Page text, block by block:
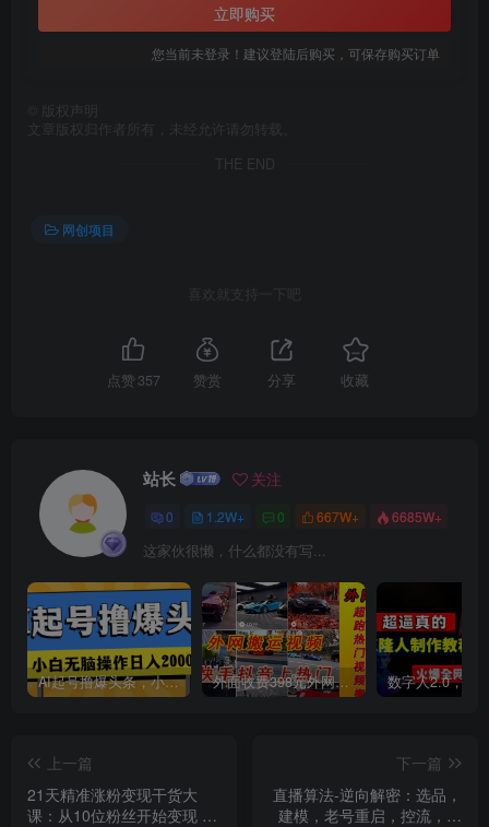
立即购买
您当前未登录！建议登陆后购买，可保存购买订单
版权声明
文章版权归作者所有，未经允许请勿转载。
THE END
网创项目
喜欢就支持一下吧
点赞 357 赞赏 分享 收藏
站长 关注
0 1.2W+ 0 667W+ 6685W+
这家伙很懒，什么都没有写...
AI起号撸爆头条，小白也能操作，日入2000+ 外面收费398元外网超跑豪车汽车视频搬运至快手抖音上热门项目
上一篇
21天精准涨粉变现干货大
课：从10位粉丝开始变现 月
下一篇
直播算法-逆向解密：选品，
建模，老号重启，控流，罗